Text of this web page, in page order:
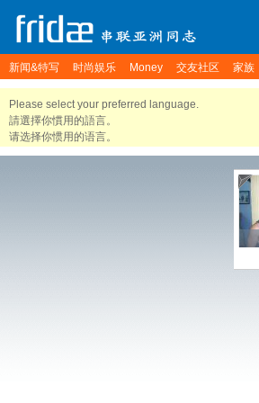
新闻&特写 时尚娱乐 Money 交友社区 家族
Please select your preferred language.
請選擇你慣用的語言。
请选择你惯用的语言。